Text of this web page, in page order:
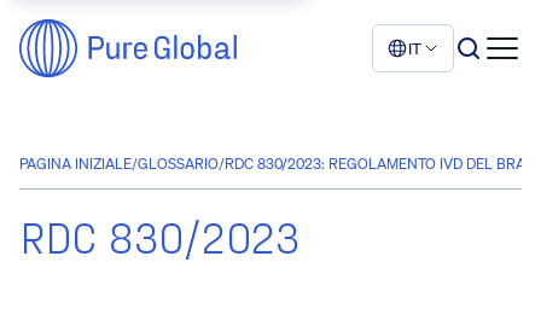
IT
PAGINA INIZIALE/GLOSSARIO/RDC 830/2023: REGOLAMENTO IVD DEL
RDC 830/2023